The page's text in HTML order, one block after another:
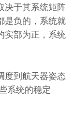
决于其系统矩阵
是负的，系统就
实部为正，系统
度到航天器姿态
系统的稳定